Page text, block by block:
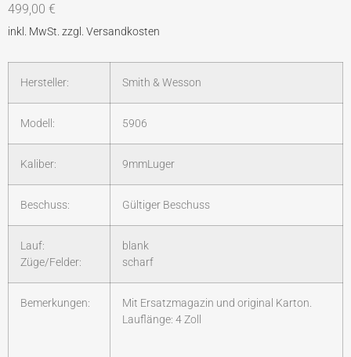
499,00 €
Hersteller: Smith & Wesson
Modell: 5906
Kaliber: 9mmLuger
Beschuss: Gültiger Beschuss
Lauf:
Züge/Felder:
blank
scharf
Bemerkungen:
Mit Ersatzmagazin und original Karton.
Lauflänge: 4 Zoll